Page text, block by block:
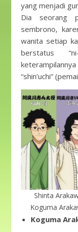
yang menjadi
Dia seorang
sembrono,
wanita setiap
berstatus
“shin’uchi”
Shinta
Koguma
Koguma